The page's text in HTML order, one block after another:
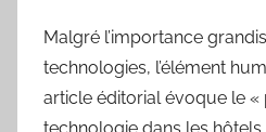
Malgré l’importance
technologies, l’élément
article éditorial évoque le «